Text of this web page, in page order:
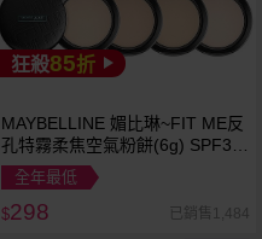
狂殺85折
MAYBELLINE 媚比琳~FIT ME反
孔特霧柔焦空氣粉餅(6g) SPF32
PA+++ 款式可選 空氣小圓餅
全年最低
$298 已銷售1,484